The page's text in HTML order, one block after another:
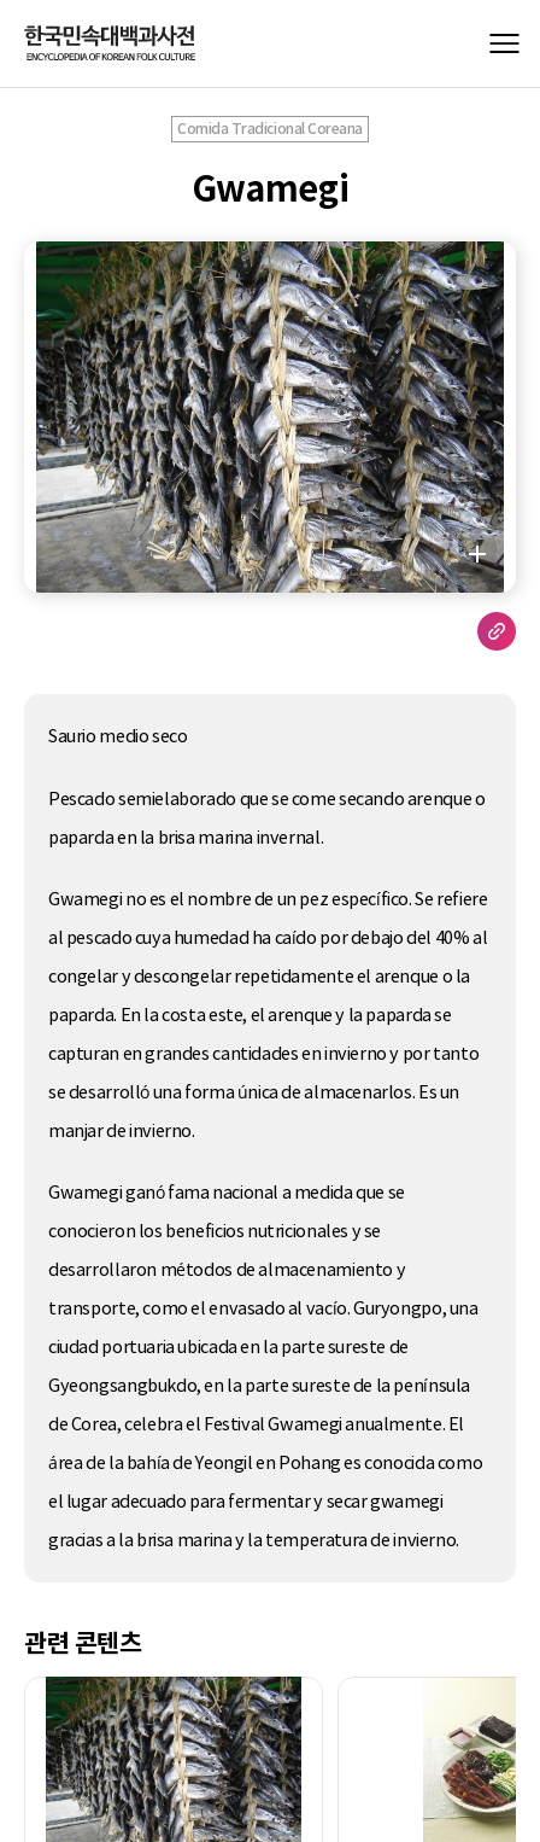
Comida Tradicional Coreana
Gwamegi
Saurio medio seco
Pescado semielaborado que se come secando arenque o
paparda en la brisa marina invernal.
Gwamegi no es el nombre de un pez específico. Se refiere
al pescado cuya humedad ha caído por debajo del 40% al
congelar y descongelar repetidamente el arenque o la
paparda. En la costa este, el arenque y la paparda se
capturan en grandes cantidades en invierno y por tanto
se desarrolló una forma única de almacenarlos. Es un
manjar de invierno.
Gwamegi ganó fama nacional a medida que se
conocieron los beneficios nutricionales y se
desarrollaron métodos de almacenamiento y
transporte, como el envasado al vacío. Guryongpo, una
ciudad portuaria ubicada en la parte sureste de
Gyeongsangbukdo, en la parte sureste de la península
de Corea, celebra el Festival Gwamegi anualmente. El
área de la bahía de Yeongil en Pohang es conocida como
el lugar adecuado para fermentar y secar gwamegi
gracias a la brisa marina y la temperatura de invierno.
관련 콘텐츠